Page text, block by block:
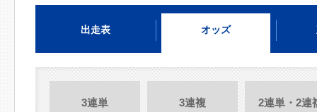
出走表 オッズ
3連単 3連複 2連単・2連